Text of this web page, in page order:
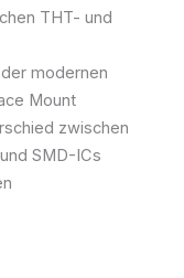
THT- und
modernen
Mount
zwischen
SMD-ICs